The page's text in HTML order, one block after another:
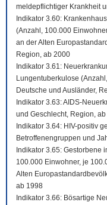
meldepflichtiger Krankheit
Indikator 3.60:
(Anzahl, 100.000
an der Alten
Region, ab 2000
Indikator 3.61:
Lungentuberkulose
Deutsche und Ausländer,
Indikator 3.63: AIDS-
und Geschlecht, Region,
Indikator 3.64: HIV-positiv
Betroffenengruppen und
Indikator 3.65: Gestorbene
100.000 Einwohner, je
Alten
ab 1998
Indikator 3.66: Bösartige